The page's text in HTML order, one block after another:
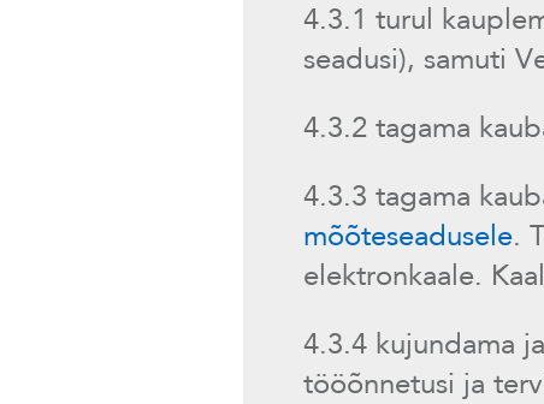
4.3.1 turul
seadusi), samuti
4.3.2 tagama
4.3.3 tagama
mõõteseadusele.
elektronkaale.
4.3.4 kujundama
tööõnnetusi ja